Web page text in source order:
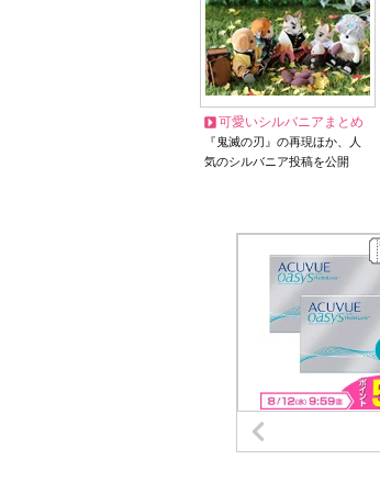
可愛いシルバニアまとめ
『鬼滅の刃』の再現ほか、人
気のシルバニア投稿を公開